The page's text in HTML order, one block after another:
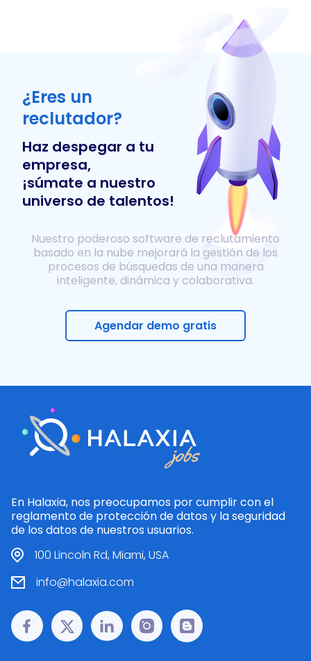
¿Eres un
reclutador?
Haz despegar a tu
empresa,
¡súmate a nuestro
universo de talentos!
Nuestro poderoso software de reclutamiento
basado en la nube mejorará la gestión de los
procesos de búsquedas de una manera
inteligente, dinámica y colaborativa.
Agendar demo gratis
En Halaxia, nos preocupamos por cumplir con el
reglamento de protección de datos y la seguridad
de los datos de nuestros usuarios.
100 Lincoln Rd, Miami, USA
info@halaxia.com